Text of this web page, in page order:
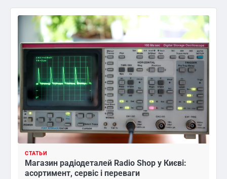
СТАТЬИ
Магазин радіодеталей Radio Shop у Києві:
асортимент, сервіс і переваги